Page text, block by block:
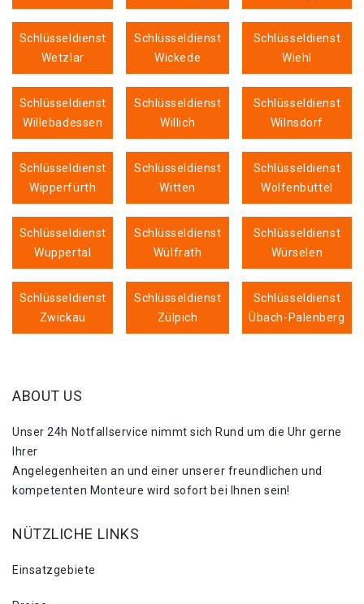
Schlüsseldienst
Wetzlar
Schlüsseldienst
Wickede
Schlüsseldienst
Wiehl
Schlüsseldienst
Willebadessen
Schlüsseldienst
Willich
Schlüsseldienst
Wilnsdorf
Schlüsseldienst
Wipperfürth
Schlüsseldienst
Witten
Schlüsseldienst
Wolfenbüttel
Schlüsseldienst
Wuppertal
Schlüsseldienst
Wülfrath
Schlüsseldienst
Würselen
Schlüsseldienst
Zwickau
Schlüsseldienst
Zülpich
Schlüsseldienst
Übach-Palenberg
ABOUT US
Unser 24h Notfallservice nimmt sich Rund um die Uhr gerne
Ihrer
Angelegenheiten an und einer unserer freundlichen und
kompetenten Monteure wird sofort bei Ihnen sein!
NÜTZLICHE LINKS
Einsatzgebiete